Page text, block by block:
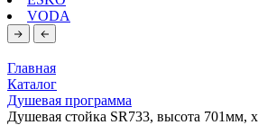
VODA
Главная
Каталог
Душевая программа
Душевая стойка SR733, высота 701мм,